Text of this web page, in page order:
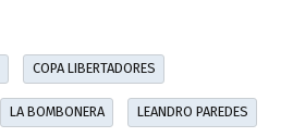
COPA LIBERTADORES
LA BOMBONERA LEANDRO PAREDES